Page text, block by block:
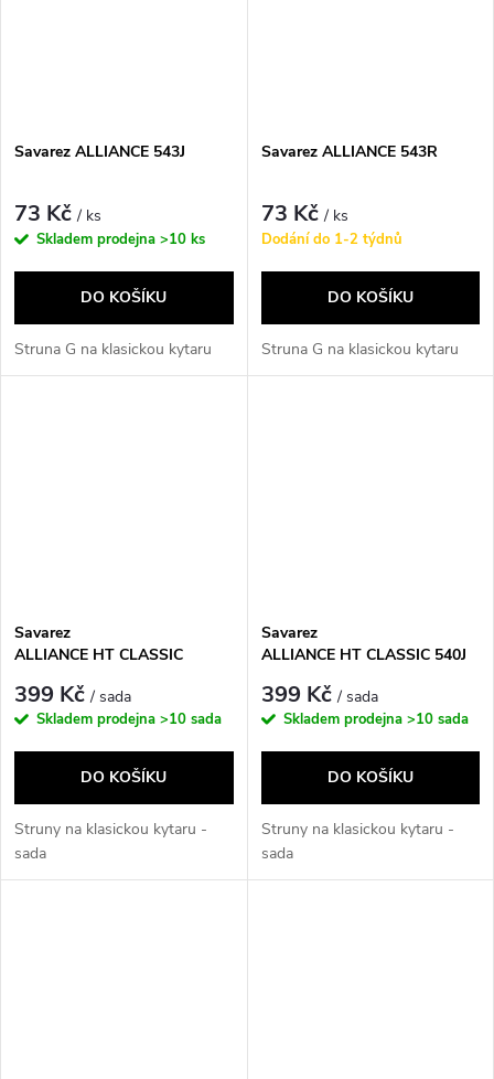
Savarez ALLIANCE 543J
73 Kč/ ks
Skladem prodejna >10 ks
DO KOŠÍKU
Struna G na klasickou kytaru
Savarez ALLIANCE 543R
73 Kč/ ks
Dodání do 1-2 týdnů
DO KOŠÍKU
Struna G na klasickou kytaru
Savarez
ALLIANCE HT CLASSIC
399 Kč/ sada
Skladem prodejna >10 sada
DO KOŠÍKU
Struny na klasickou kytaru -
sada
Savarez
ALLIANCE HT CLASSIC 540J
399 Kč/ sada
Skladem prodejna >10 sada
DO KOŠÍKU
Struny na klasickou kytaru -
sada